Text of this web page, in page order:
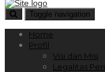
Toggle navigation
Home
Profil
Visi dan Misi
Legalitas